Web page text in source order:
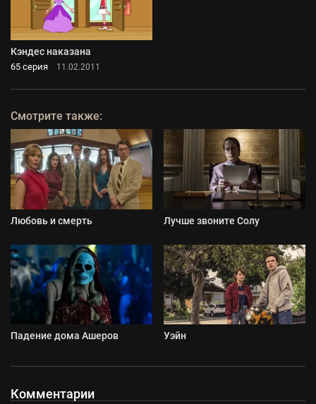
Кэндес наказана
65 серия 11.02.2011
Смотрите также:
Любовь и смерть Лучше звоните Солу
Падение дома Ашеров Уэйн
Комментарии